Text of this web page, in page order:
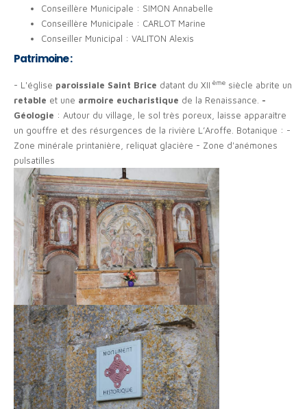
Conseillère Municipale : SIMON Annabelle
Conseillère Municipale : CARLOT Marine
Conseiller Municipal : VALITON Alexis
Patrimoine :
- L'église paroissiale Saint Brice datant du XII ème siècle abrite un
retable et une armoire eucharistique de la Renaissance. -
Géologie : Autour du village, le sol très poreux, laisse apparaître
un gouffre et des résurgences de la rivière L’Aroffe. Botanique : -
Zone minérale printanière, reliquat glacière - Zone d'anémones
pulsatilles